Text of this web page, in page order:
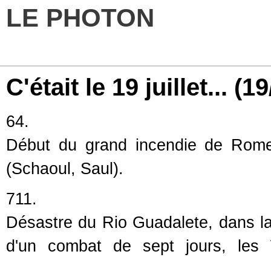
LE PHOTON
C'était le 19 juillet...
64.
Début du grand incendie de
(Schaoul, Saul).
711.
Désastre du Rio Guadalete, dans
d'un combat de sept jours, les